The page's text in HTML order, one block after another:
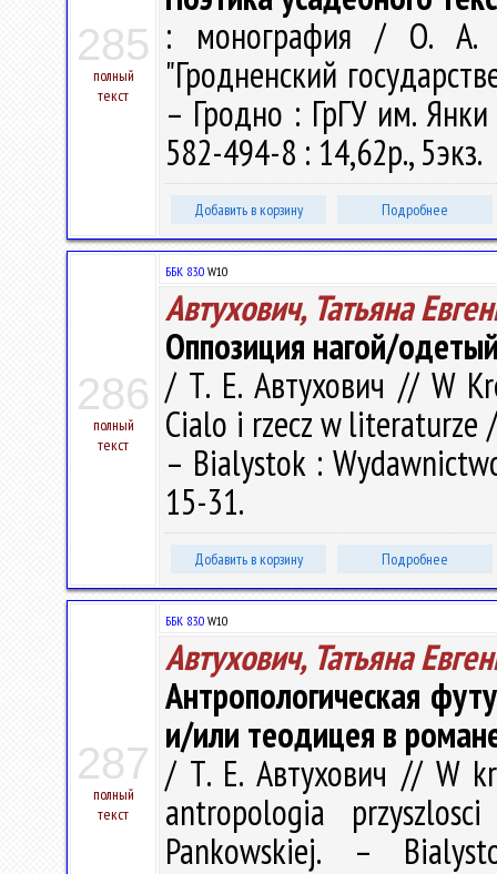
285
полный
текст
: монография / О. А.
"Гродненский
– Гродно : ГрГУ им.
582-494-8 : 14,62р., 5экз.
Добавить в корзину Подробнее
286
полный
текст
ББК 83.0 W10
Автухович, Татьяна
Оппозиция нагой/
/ Т. Е. Автухович // W
Cialo i rzecz w literaturze
– Bialystok :
15-31.
Добавить в корзину Подробнее
287
полный
текст
ББК 83.0 W10
Автухович, Татьяна
Антропологическая
и/или теодицея в
/ Т. Е. Автухович // W
antropologia
Pankowskiej. –